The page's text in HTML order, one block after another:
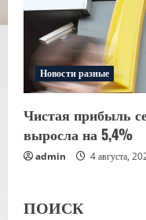
Новости разные
Чистая прибыль
выросла на 5,4%
admin 4 августа,
ПОИСК